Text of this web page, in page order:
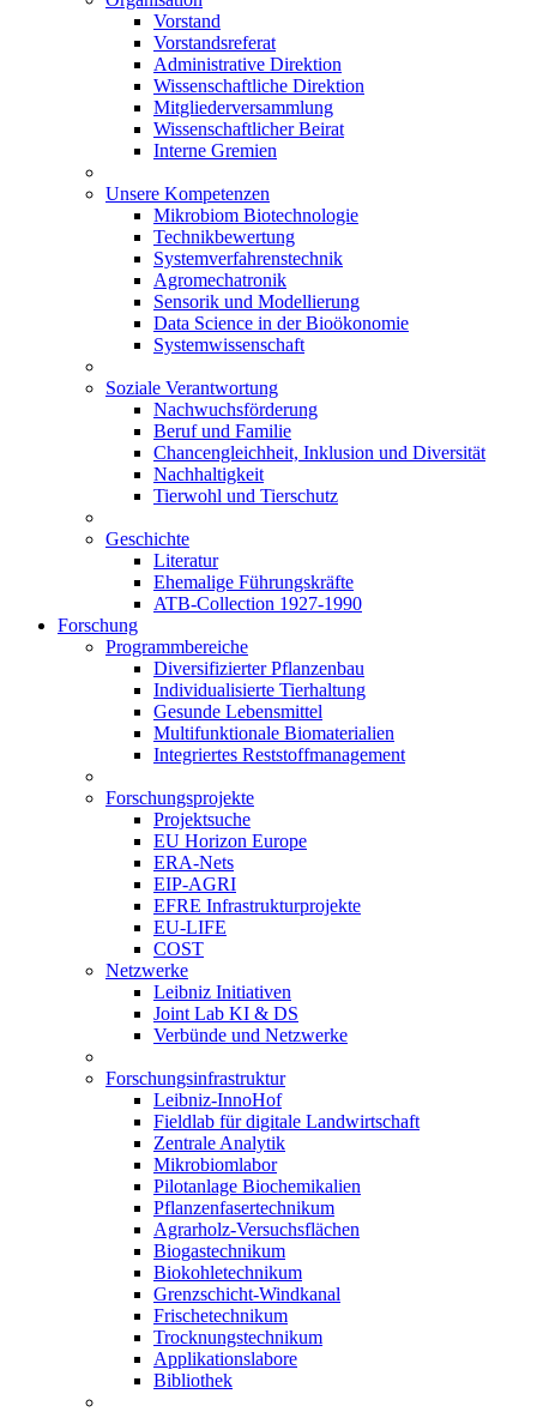
Vorstand
Vorstandsreferat
Administrative Direktion
Wissenschaftliche Direktion
Mitgliederversammlung
Wissenschaftlicher Beirat
Interne Gremien
Unsere Kompetenzen
Mikrobiom Biotechnologie
Technikbewertung
Systemverfahrenstechnik
Agromechatronik
Sensorik und Modellierung
Data Science in der Bioökonomie
Systemwissenschaft
Soziale Verantwortung
Nachwuchsförderung
Beruf und Familie
Chancengleichheit, Inklusion und Diversität
Nachhaltigkeit
Tierwohl und Tierschutz
Geschichte
Literatur
Ehemalige Führungskräfte
ATB-Collection 1927-1990
Forschung
Programmbereiche
Diversifizierter Pflanzenbau
Individualisierte Tierhaltung
Gesunde Lebensmittel
Multifunktionale Biomaterialien
Integriertes Reststoffmanagement
Forschungsprojekte
Projektsuche
EU Horizon Europe
ERA-Nets
EIP-AGRI
EFRE Infrastrukturprojekte
EU-LIFE
COST
Netzwerke
Leibniz Initiativen
Joint Lab KI & DS
Verbünde und Netzwerke
Forschungsinfrastruktur
Leibniz-InnoHof
Fieldlab für digitale Landwirtschaft
Zentrale Analytik
Mikrobiomlabor
Pilotanlage Biochemikalien
Pflanzenfasertechnikum
Agrarholz-Versuchsflächen
Biogastechnikum
Biokohletechnikum
Grenzschicht-Windkanal
Frischetechnikum
Trocknungstechnikum
Applikationslabore
Bibliothek